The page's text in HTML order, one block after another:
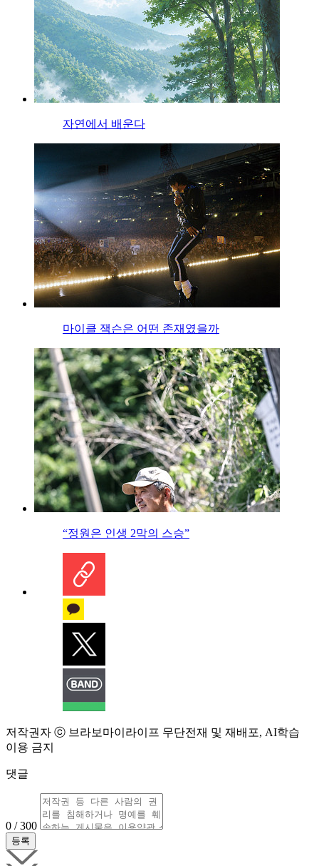
자연에서 배운다
마이클 잭슨은 어떤 존재였을까
“정원은 인생 2막의 스승”
저작권자 ⓒ 브라보마이라이프 무단전재 및 재배포, AI학습
이용 금지
댓글
0 / 300